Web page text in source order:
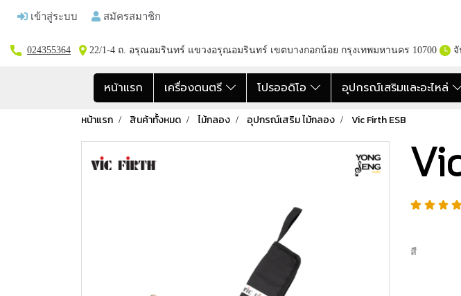
เข้าสู่ระบบ สมัครสมาชิก
024355364 22/1-4 ถ. อรุณอมรินทร์ แขวงอรุณอมรินทร์ เขตบางกอกน้อย กรุงเทพมหานคร 10700 จั
หน้าแรก เครื่องดนตรี โปรออดิโอ อุปกรณ์เสริมและอะไหล่
หน้าแรก สินค้าทั้งหมด ไม้กลอง อุปกรณ์เสริม ไม้กลอง Vic Firth ESB
สี